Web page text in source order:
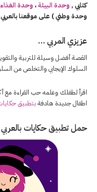
كتابي , وحدة البيئة، وحدة
وحدة وطني ) على موقعنا
عزيزي المربي …
القصة أفضل وسيلة للتربية
السلوك الإيجابي والتخلص من
اطفال جديدة هادفة بتطبيق
حمل تطبيقحكايات بالعربي